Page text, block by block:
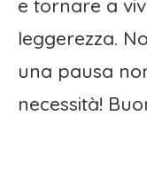
e tornare a
leggerezza.
una pausa
necessità!